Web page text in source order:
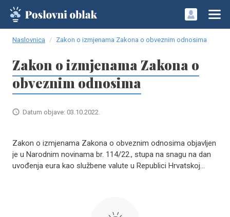
Naslovnica Zakon o izmjenama Zakona o obveznim odnosima
Zakon o izmjenama Zakona o
obveznim odnosima
Datum objave: 03.10.2022.
Zakon o izmjenama Zakona o obveznim odnosima objavljen
je u Narodnim novinama br. 114/22., stupa na snagu na dan
uvođenja eura kao službene valute u Republici Hrvatskoj...